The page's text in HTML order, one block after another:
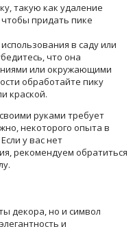
такую как удаление
придать пике
в саду или
что она
или окружающими
обработайте пику
краской.
руками требует
некоторого опыта в
у вас нет
рекомендуем обратиться
декора, но и символ
и